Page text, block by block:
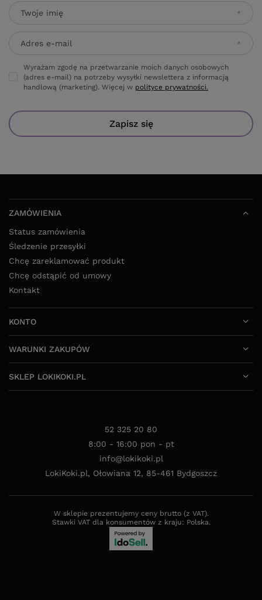
Twoje imię
Adres e-mail
Wyrażam zgodę na przetwarzanie moich danych osobowych
(adres e-mail) na potrzeby wysyłki newslettera z informacją
handlową (marketing). Więcej w polityce prywatności.
Zapisz się
ZAMÓWIENIA
Status zamówienia
Śledzenie przesyłki
Chcę zareklamować produkt
Chcę odstąpić od umowy
Kontakt
KONTO
WARUNKI ZAKUPÓW
SKLEP LOKIKOKI.PL
52 325 20 80
8:00 - 16:00 pon - pt
info@lokikoki.pl
LokiKoki.pl, Ołowiana 12, 85-461 Bydgoszcz
W sklepie prezentujemy ceny brutto (z VAT).
Stawki VAT dla konsumentów z kraju: Polska.